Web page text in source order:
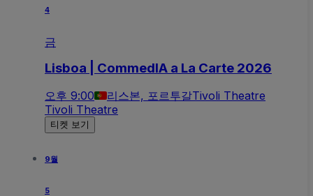
4
금
Lisboa | CommedIA a La Carte 2026
오후 9:00 리스본, 포르투갈Tivoli Theatre
Tivoli Theatre
티켓 보기
9월
5